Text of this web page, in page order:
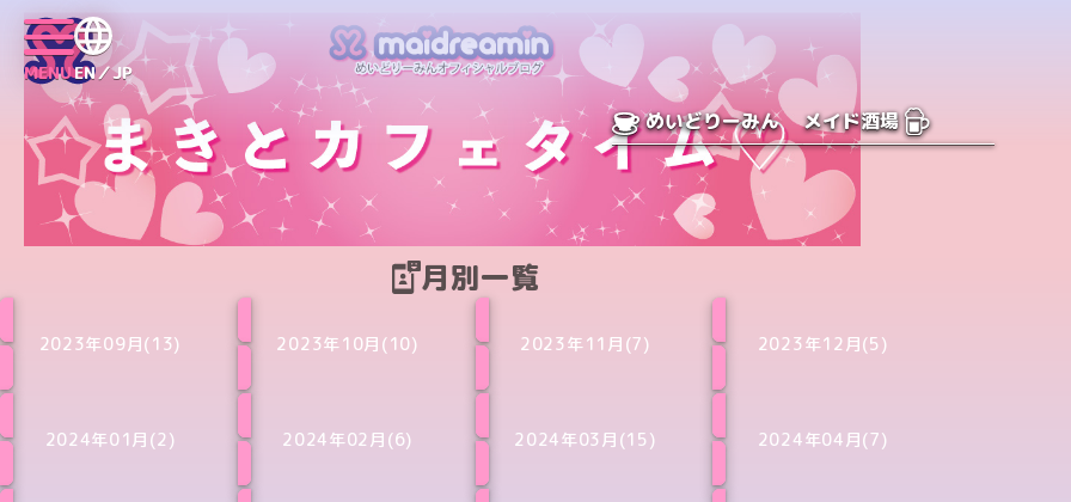
MENUEN／JP
めいどりーみん メイド酒場
月別一覧
2023年09月(13) 2023年10月(10) 2023年11月(7) 2023年12月(5)
2024年01月(2) 2024年02月(6) 2024年03月(15) 2024年04月(7)